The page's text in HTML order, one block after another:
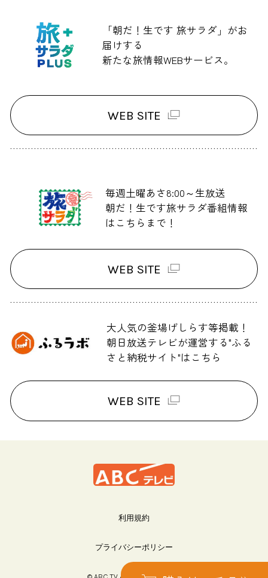
「朝だ！生です 旅サラダ」がお
届けする
新たな旅情報WEBサービス。
WEB SITE
毎週土曜あさ8:00～生放送
朝だ！生です旅サラダ番組情報
はこちらまで！
WEB SITE
大人気の釜場げしらす等掲載！
朝日放送テレビが運営する"ふる
さと納税サイト"はこちら
WEB SITE
プライバシーポリシー
利用規約